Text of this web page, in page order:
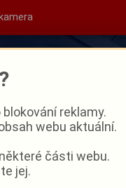
reklamy.
webu aktuální.
části webu.
jej.